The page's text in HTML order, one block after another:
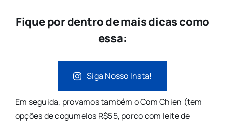
Fique por dentro de mais dicas como
essa:
Siga Nosso Insta!
Em seguida, provamos também o Com Chien (tem
opções de cogumelos R$55, porco com leite de